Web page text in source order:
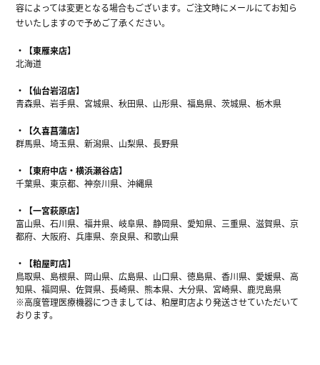
容によっては変更となる場合もございます。ご注文時にメールにてお知ら
せいたしますので予めご了承ください。
【東雁来店】
北海道
【仙台岩沼店】
青森県、岩手県、宮城県、秋田県、山形県、福島県、茨城県、栃木県
【久喜菖蒲店】
群馬県、埼玉県、新潟県、山梨県、長野県
【東府中店・横浜瀬谷店】
千葉県、東京都、神奈川県、沖縄県
【一宮萩原店】
富山県、石川県、福井県、岐阜県、静岡県、愛知県、三重県、滋賀県、京
都府、大阪府、兵庫県、奈良県、和歌山県
【粕屋町店】
鳥取県、島根県、岡山県、広島県、山口県、徳島県、香川県、愛媛県、高
知県、福岡県、佐賀県、長崎県、熊本県、大分県、宮崎県、鹿児島県
※高度管理医療機器につきましては、粕屋町店より発送させていただいて
おります。